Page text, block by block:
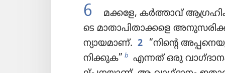
6
മക്കളേ, കർത്താവ്‌
ടെ മാതാ​പി​താ​ക്കളെ
ന്യായ​മാണ്‌. 2 “നിന്റെ
നി​ക്കുക” b
എന്നത്‌ ഒരു